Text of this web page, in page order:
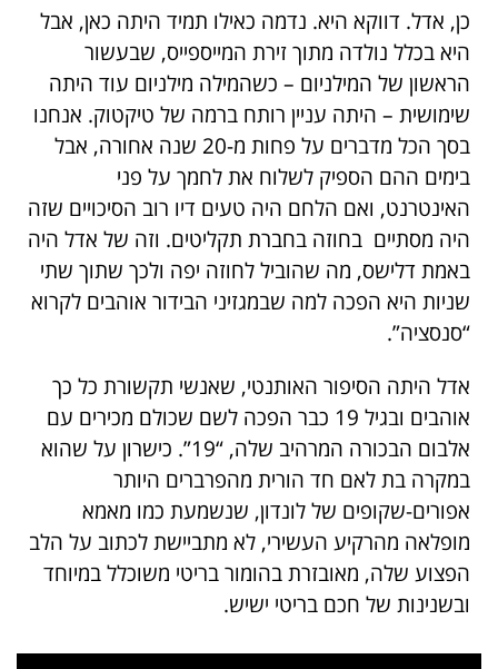
כן, אדל. דווקא היא. נדמה כאילו תמיד היתה כאן, אבל
היא בכלל נולדה מתוך זירת המייספייס, שבעשור
הראשון של המילניום – כשהמילה מילניום עוד היתה
שימושית – היתה עניין רותח ברמה של טיקטוק. אנחנו
בסך הכל מדברים על פחות מ-20 שנה אחורה, אבל
בימים ההם הספיק לשלוח את לחמך על פני
האינטרנט, ואם הלחם היה טעים דיו רוב הסיכויים שזה
היה מסתיים בחוזה בחברת תקליטים. וזה של אדל היה
באמת דלישס, מה שהוביל לחוזה יפה ולכך שתוך שתי
שניות היא הפכה למה שבמגזיני הבידור אוהבים לקרוא
“סנסציה”.
אדל היתה הסיפור האותנטי, שאנשי תקשורת כל כך
אוהבים ובגיל 19 כבר הפכה לשם שכולם מכירים עם
אלבום הבכורה המרהיב שלה, “19”. כישרון על שהוא
במקרה בת לאם חד הורית מהפרברים היותר
אפורים-שקופים של לונדון, שנשמעת כמו מאמא
מופלאה מהרקיע העשירי, לא מתביישת לכתוב על הלב
הפצוע שלה, מאובזרת בהומור בריטי משוכלל במיוחד
ובשנינות של חכם בריטי ישיש.